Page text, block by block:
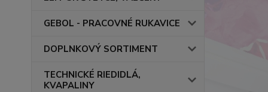
GEBOL - PRACOVNÉ RUKAVICE
DOPLNKOVÝ SORTIMENT
TECHNICKÉ RIEDIDLÁ,
KVAPALINY